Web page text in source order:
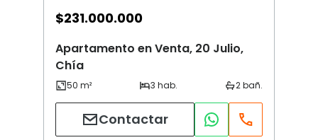
$231.000.000
Apartamento en Venta, 20 Julio,
Chía
Contactar